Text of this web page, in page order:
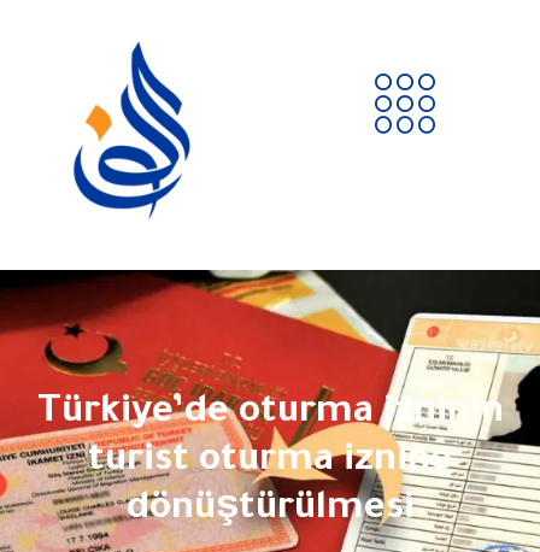
Türkiye’de oturma izninin
turist oturma iznine
dönüştürülmesi